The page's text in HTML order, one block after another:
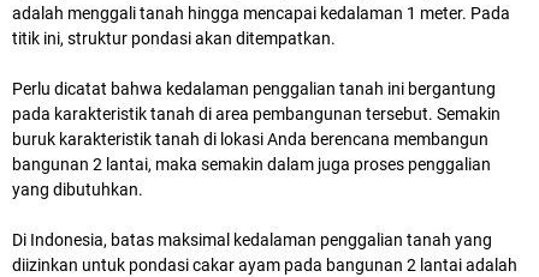
adalah menggali tanah hingga mencapai kedalaman 1 meter. Pada
titik ini, struktur pondasi akan ditempatkan.
Perlu dicatat bahwa kedalaman penggalian tanah ini bergantung
pada karakteristik tanah di area pembangunan tersebut. Semakin
buruk karakteristik tanah di lokasi Anda berencana membangun
bangunan 2 lantai, maka semakin dalam juga proses penggalian
yang dibutuhkan.
Di Indonesia, batas maksimal kedalaman penggalian tanah yang
diizinkan untuk pondasi cakar ayam pada bangunan 2 lantai adalah